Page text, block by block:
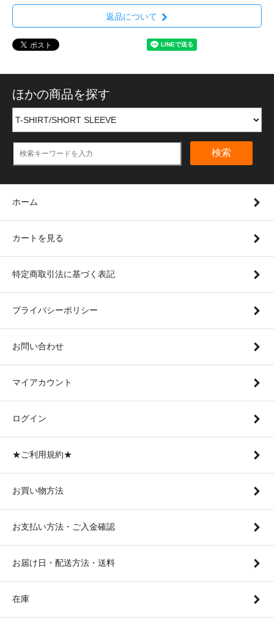
返品について
ほかの商品を探す
検索
ホーム
カートを見る
特定商取引法に基づく表記
プライバシーポリシー
お問い合わせ
マイアカウント
ログイン
★ご利用規約★
お買い物方法
お支払い方法・ご入金確認
お届け日・配送方法・送料
在庫